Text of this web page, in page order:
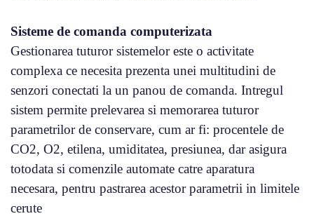
Sisteme de comanda computerizata
Gestionarea tuturor sistemelor este o activitate
complexa ce necesita prezenta unei multitudini de
senzori conectati la un panou de comanda. Intregul
sistem permite prelevarea si memorarea tuturor
parametrilor de conservare, cum ar fi: procentele de
CO2, O2, etilena, umiditatea, presiunea, dar asigura
totodata si comenzile automate catre aparatura
necesara, pentru pastrarea acestor parametrii in limitele
cerute